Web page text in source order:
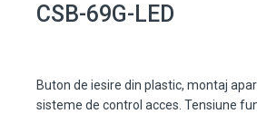
CSB-69G-LED
Buton de iesire din plastic, montaj
sisteme de control acces. Tensiune